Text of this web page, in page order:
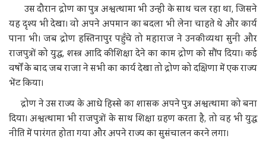
उस दौरान द्रोण का पुत्र अश्वत्थामा भी उन्हीं के साथ चल रहा था, जिसने
यह दृश्य भी देखा। वो अपने अपमान का बदला भी लेना चाहते थे और कार्य
पाना भी। जब द्रोण हस्तिनापुर पहुँचे तो महाराज ने उनकी व्यथा सुनी और
राजपुत्रों को युद्ध, शस्त्र आदि की शिक्षा देने का काम द्रोण को सौंप दिया। कई
वर्षों के बाद जब राजा ने सभी का कार्य देखा तो द्रोण को दक्षिणा में एक राज्य
भेंट किया।
द्रोण ने उस राज्य के आधे हिस्से का शासक अपने पुत्र अश्वत्थामा को बना
दिया। अश्वत्थामा भी राजपुत्रों के साथ शिक्षा ग्रहण करता है, तो वह भी युद्ध
नीति में पारंगत होता गया और अपने राज्य का सुसंचालन करने लगा।